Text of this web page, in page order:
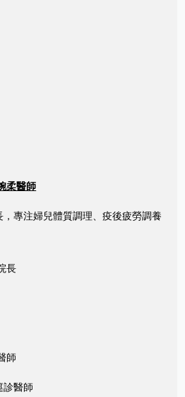
柔醫師
專注婦兒體質調理、疫後疲勞調養
長
師
診醫師